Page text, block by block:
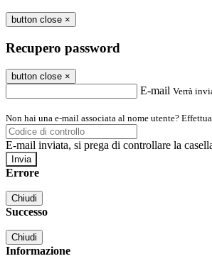
button close ×
Recupero password
button close ×
E-mail Verrà
Non hai una e-mail associata al nome utente?
E-mail inviata, si prega di controllare la
Errore
Chiudi
Successo
Chiudi
Informazione